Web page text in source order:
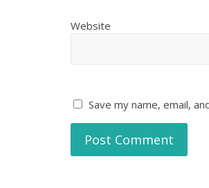
Website
Save my name, email,